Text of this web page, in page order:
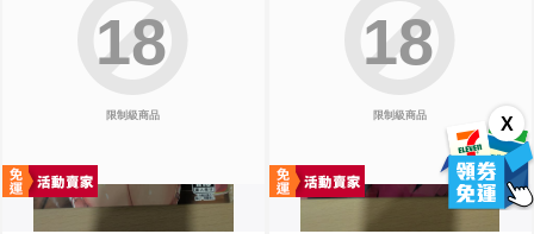
X
限制級商品
18
限制級商品
18